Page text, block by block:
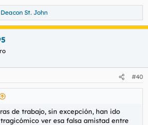
Deacon St. John
#40
de trabajo, sin excepción, han ido
ver esa falsa amistad entre